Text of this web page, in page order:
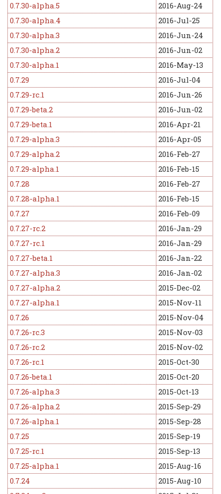
0.7.30-alpha.5
2016-Aug-24
0.7.30-alpha.4
2016-Jul-25
0.7.30-alpha.3
2016-Jun-24
0.7.30-alpha.2
2016-Jun-02
0.7.30-alpha.1
2016-May-13
0.7.29
2016-Jul-04
0.7.29-rc.1
2016-Jun-26
0.7.29-beta.2
2016-Jun-02
0.7.29-beta.1
2016-Apr-21
0.7.29-alpha.3
2016-Apr-05
0.7.29-alpha.2
2016-Feb-27
0.7.29-alpha.1
2016-Feb-15
0.7.28
2016-Feb-27
0.7.28-alpha.1
2016-Feb-15
0.7.27
2016-Feb-09
0.7.27-rc.2
2016-Jan-29
0.7.27-rc.1
2016-Jan-29
0.7.27-beta.1
2016-Jan-22
0.7.27-alpha.3
2016-Jan-02
0.7.27-alpha.2
2015-Dec-02
0.7.27-alpha.1
2015-Nov-11
0.7.26
2015-Nov-04
0.7.26-rc.3
2015-Nov-03
0.7.26-rc.2
2015-Nov-02
0.7.26-rc.1
2015-Oct-30
0.7.26-beta.1
2015-Oct-20
0.7.26-alpha.3
2015-Oct-13
0.7.26-alpha.2
2015-Sep-29
0.7.26-alpha.1
2015-Sep-28
0.7.25
2015-Sep-19
0.7.25-rc.1
2015-Sep-13
0.7.25-alpha.1
2015-Aug-16
0.7.24
2015-Aug-10